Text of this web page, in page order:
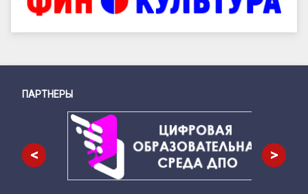
Снизу
ПАРТНЕРЫ
< >